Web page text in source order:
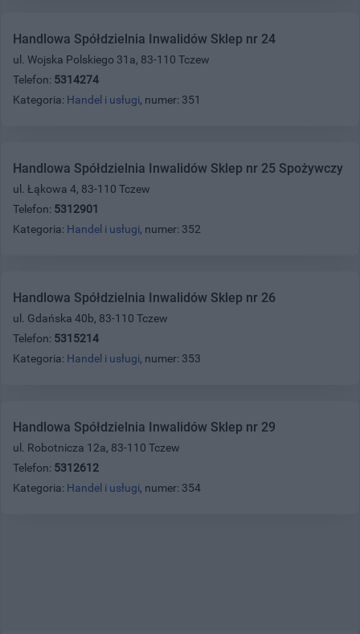
Handlowa Spółdzielnia Inwalidów Sklep nr 24
ul. Wojska Polskiego 31a, 83-110 Tczew
Telefon: 5314274
Kategoria: Handel i usługi, numer: 351
Handlowa Spółdzielnia Inwalidów Sklep nr 25 Spożywczy
ul. Łąkowa 4, 83-110 Tczew
Telefon: 5312901
Kategoria: Handel i usługi, numer: 352
Handlowa Spółdzielnia Inwalidów Sklep nr 26
ul. Gdańska 40b, 83-110 Tczew
Telefon: 5315214
Kategoria: Handel i usługi, numer: 353
Handlowa Spółdzielnia Inwalidów Sklep nr 29
ul. Robotnicza 12a, 83-110 Tczew
Telefon: 5312612
Kategoria: Handel i usługi, numer: 354